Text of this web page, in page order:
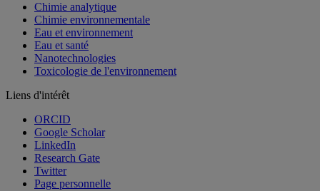
Chimie analytique
Chimie environnementale
Eau et environnement
Eau et santé
Nanotechnologies
Toxicologie de l'environnement
Liens d'intérêt
ORCID
Google Scholar
LinkedIn
Research Gate
Twitter
Page personnelle